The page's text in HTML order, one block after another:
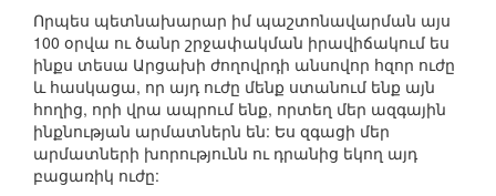
Որպես պետնախարար իմ պաշտոնավարման այս
100 օրվա ու ծանր շրջափակման իրավիճակում ես
ինքս տեսա Արցախի ժողովրդի անսովոր հզոր ուժը
և հասկացա, որ այդ ուժը մենք ստանում ենք այն
հողից, որի վրա ապրում ենք, որտեղ մեր ազգային
ինքնության արմատներն են: Ես զգացի մեր
արմատների խորությունն ու դրանից եկող այդ
բացառիկ ուժը: